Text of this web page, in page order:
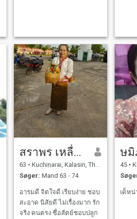
สราพร เหลื่อมกุมมาร
63 • Kuchinarai, Kalasin, Thailand
Søger: Mand 63 - 74
อารมดี จิตใจดี เรียบง่าย ชอบ
สะอาด นิสัยดี ไม่เรื่องมาก รัก
จริง คนตรง ซื่อสัตย์ชอบปลูก
ษมิ
45 •
เด็หน่